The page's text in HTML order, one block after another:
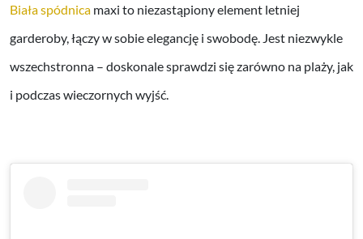
Biała spódnica maxi to niezastąpiony element letniej
garderoby, łączy w sobie elegancję i swobodę. Jest niezwykle
wszechstronna – doskonale sprawdzi się zarówno na plaży, jak
i podczas wieczornych wyjść.